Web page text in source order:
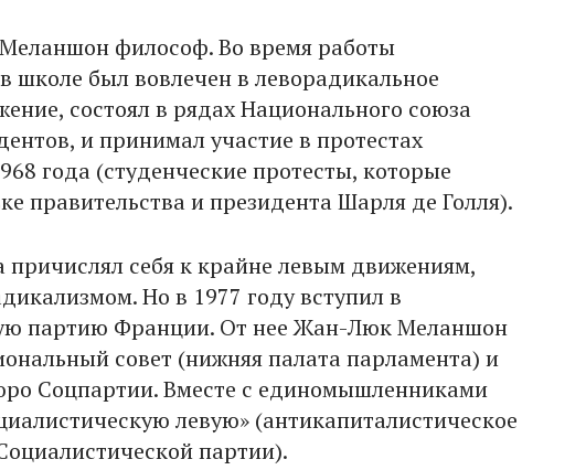
философ. Во время работы
школе был вовлечен в леворадикальное
состоял в рядах Национального союза
и принимал участие в протестах
года (студенческие протесты, которые
правительства и президента Шарля де Голля).
себя к крайне левым движениям,
Но в 1977 году вступил в
партию Франции. От нее Жан-Люк Меланшон
совет (нижняя палата парламента) и
Соцпартии. Вместе с единомышленниками
левую» (антикапиталистическое
партии).